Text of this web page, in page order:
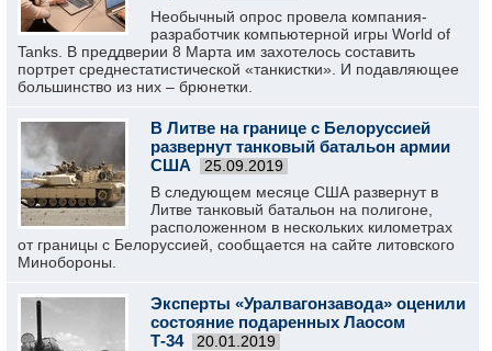
Необычный опрос провела компания-
разработчик компьютерной игры World of
Tanks. В преддверии 8 Марта им захотелось составить
портрет среднестатистической «танкистки». И подавляющее
большинство из них – брюнетки.
В Литве на границе с Белоруссией
развернут танковый батальон армии
США
25.09.2019
В следующем месяце США развернут в
Литве танковый батальон на полигоне,
расположенном в нескольких километрах
от границы с Белоруссией, сообщается на сайте литовского
Минобороны.
Эксперты «Уралвагонзавода» оценили
состояние подаренных Лаосом
Т-34
20.01.2019